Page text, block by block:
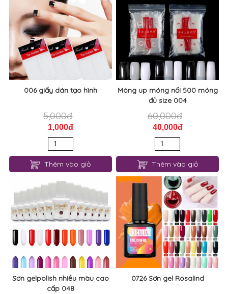
006 giấy dán tạo hình
5,000đ
1,000đ
Thêm vào giỏ
Móng up móng nối 500 móng
đủ size 004
60,000đ
40,000đ
Thêm vào giỏ
Sơn gelpolish nhiều màu cao
cấp 048
0726 Sơn gel Rosalind